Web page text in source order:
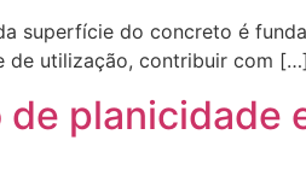
superfície do concreto é
de utilização, contribuir com […]
planicidade